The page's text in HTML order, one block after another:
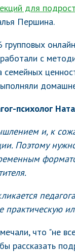
для
Першина.
с
психолог
и, к
Поэтому
что "не
рассказать